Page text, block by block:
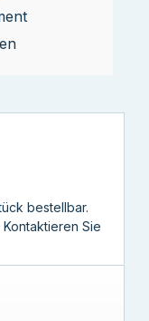
bestellbar.
Sie